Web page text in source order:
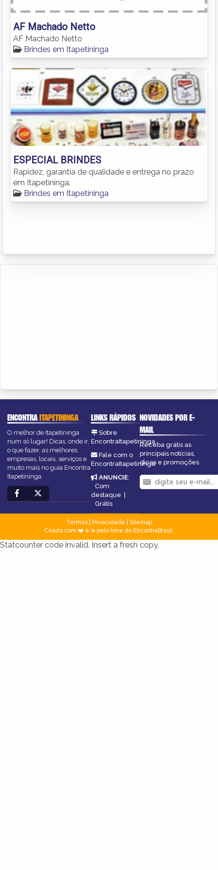
AF Machado Netto
AF Machado Netto
Brindes em Itapetininga
ESPECIAL BRINDES
Rapidez, garantia de qualidade e entrega no prazo
em Itapetininga.
Brindes em Itapetininga
ENCONTRAITAPETININGA
O melhor de Itapetininga
num só lugar! Dicas, onde ir,
o que fazer, as melhores
empresas, locais, serviços e
muito mais no guia Encontra
Itapetininga.
LINKS RÁPIDOS
Sobre
EncontraItapetininga
Fale com o
EncontraItapetininga
ANUNCIE:
Com
destaque |
Grátis
NOVIDADES POR E-
MAIL
Receba grátis as
principais notícias,
dicas e promoções
Termos| Privacidade
Sitemap
Criado com ❤️ e ☕ pelo time do EncontraBrasil
Statcounter code invalid. Insert a fresh copy.